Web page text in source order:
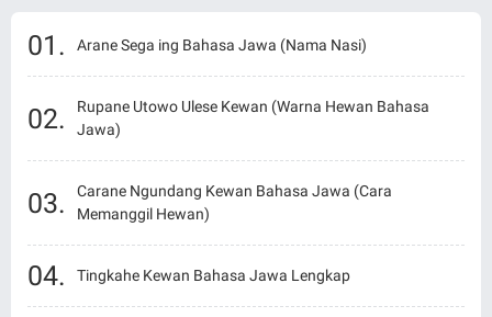
Arane Sega ing Bahasa Jawa (Nama Nasi)
Rupane Utowo Ulese Kewan (Warna Hewan Bahasa
Jawa)
Carane Ngundang Kewan Bahasa Jawa (Cara
Memanggil Hewan)
Tingkahe Kewan Bahasa Jawa Lengkap